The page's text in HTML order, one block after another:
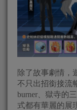
除了故事劇情，
不只出招銜接流
burner、獄寺的
式都有華麗的展